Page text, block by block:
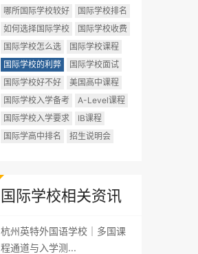
哪所国际学校较好
国际学校排名
如何选择国际学校
国际学校收费
国际学校怎么选
国际学校课程
国际学校的利弊
国际学校面试
国际学校好不好
美国高中课程
国际学校入学备考
A-Level课程
国际学校入学要求
IB课程
国际学高中排名
招生说明会
国际学校相关资讯
杭州英特外国语学校｜多国课
程通道与入学测...